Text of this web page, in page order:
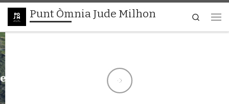
Skip to content
Punt Òmnia Jude Milhon
Search